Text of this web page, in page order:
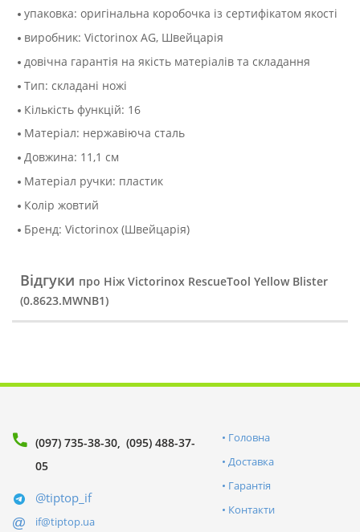
упаковка: оригінальна коробочка із сертифікатом якості
виробник: Victorinox AG, Швейцарія
довічна гарантія на якість матеріалів та складання
Тип: складані ножі
Кількість функцій: 16
Матеріал: нержавіюча сталь
Довжина: 11,1 см
Матеріал ручки: пластик
Колір жовтий
Бренд: Victorinox (Швейцарія)
Відгуки про Ніж Victorinox RescueTool Yellow Blister
(0.8623.MWNB1)
(097) 735-38-30 (095) 488-37-
05
@tiptop_if
if@tiptop.ua
Головна
Доставка
Гарантія
Контакти